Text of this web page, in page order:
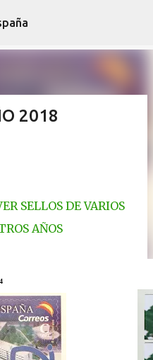
2018
SELLOS DE VARIOS
AÑOS